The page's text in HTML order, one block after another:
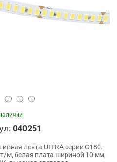
040251
лента ULTRA серии C180.
м, белая плата шириной 10 мм,